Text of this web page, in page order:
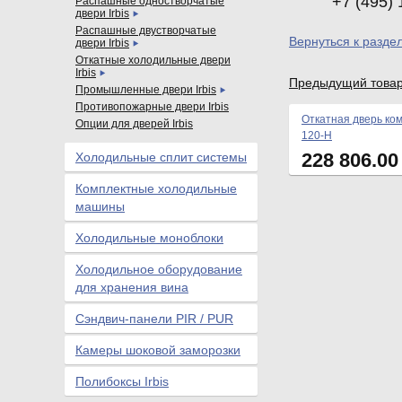
Вернуться к
Предыдущий
Откатная дверь
120-Н
228
двери Irbis
Распашные двустворчатые
двери Irbis
Откатные холодильные двери
Irbis
Промышленные двери Irbis
Противопожарные двери Irbis
Опции для дверей Irbis
Холодильные сплит системы
Комплектные холодильные
машины
Холодильные моноблоки
Холодильное оборудование
для хранения вина
Сэндвич-панели PIR / PUR
Камеры шоковой заморозки
Полибоксы Irbis